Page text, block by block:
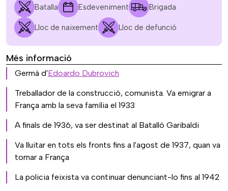
Batalla Esdeveniment Brigada
Lloc de naixement Lloc de defunció
Més informació
Germà d'Edoardo Dubrovich
Treballador de la construcció, comunista. Va emigrar a
França amb la seva família el 1933
A finals de 1936, va ser destinat al Batalló Garibaldi
Va lluitar en tots els fronts fins a l'agost de 1937, quan va
tornar a França
La policia feixista va continuar denunciant-lo fins al 1942